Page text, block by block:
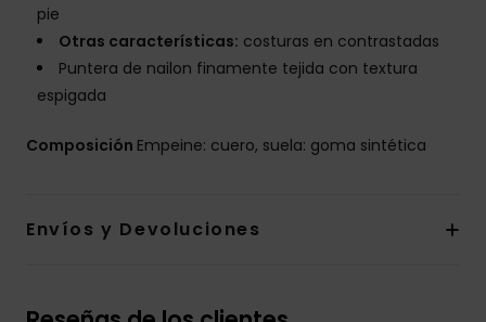
pie
Otras características: costuras en contrastadas
Puntera de nailon finamente tejida con textura
espigada
Composición Empeine: cuero, suela: goma sintética
Envíos y Devoluciones